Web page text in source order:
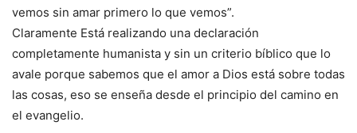
vemos sin amar primero lo que vemos”.
Claramente Está realizando una declaración
completamente humanista y sin un criterio bíblico que lo
avale porque sabemos que el amor a Dios está sobre todas
las cosas, eso se enseña desde el principio del camino en
el evangelio.